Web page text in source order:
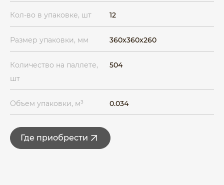
Кол-во в упаковке, шт 12
Размер упаковки, мм 360x360x260
Количество на паллете,
шт
504
Объем упаковки, м³ 0.034
Где приобрести